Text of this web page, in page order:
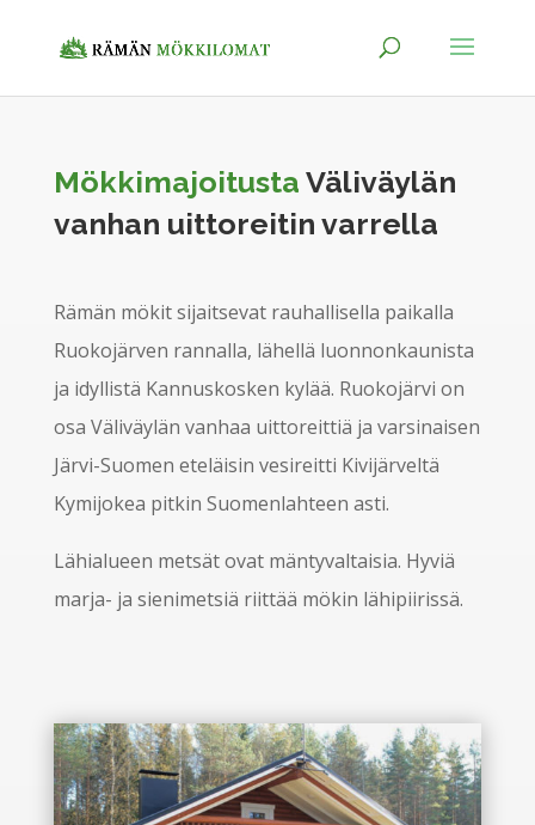
Mökkimajoitusta Väliväylän
vanhan uittoreitin varrella
Rämän mökit sijaitsevat rauhallisella paikalla
Ruokojärven rannalla, lähellä luonnonkaunista
ja idyllistä Kannuskosken kylää. Ruokojärvi on
osa Väliväylän vanhaa uittoreittiä ja varsinaisen
Järvi-Suomen eteläisin vesireitti Kivijärveltä
Kymijokea pitkin Suomenlahteen asti.
Lähialueen metsät ovat mäntyvaltaisia. Hyviä
marja- ja sienimetsiä riittää mökin lähipiirissä.